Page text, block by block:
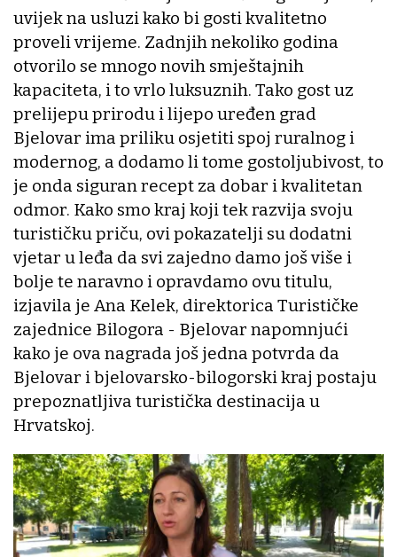
uvijek na usluzi kako bi gosti kvalitetno
proveli vrijeme. Zadnjih nekoliko godina
otvorilo se mnogo novih smještajnih
kapaciteta, i to vrlo luksuznih. Tako gost uz
prelijepu prirodu i lijepo uređen grad
Bjelovar ima priliku osjetiti spoj ruralnog i
modernog, a dodamo li tome gostoljubivost, to
je onda siguran recept za dobar i kvalitetan
odmor. Kako smo kraj koji tek razvija svoju
turističku priču, ovi pokazatelji su dodatni
vjetar u leđa da svi zajedno damo još više i
bolje te naravno i opravdamo ovu titulu,
izjavila je Ana Kelek, direktorica Turističke
zajednice Bilogora - Bjelovar napomnjući
kako je ova nagrada još jedna potvrda da
Bjelovar i bjelovarsko-bilogorski kraj postaju
prepoznatljiva turistička destinacija u
Hrvatskoj.